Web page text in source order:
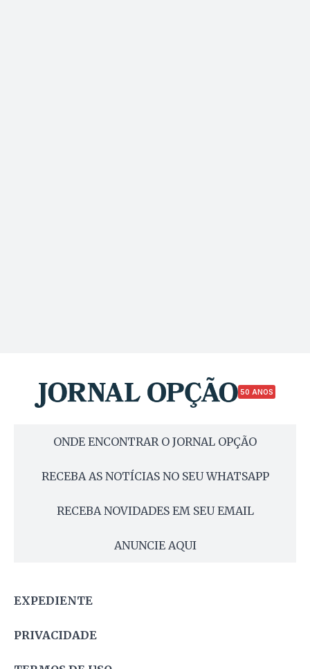
50 ANOS
ONDE ENCONTRAR O JORNAL OPÇÃO
RECEBA AS NOTÍCIAS NO SEU WHATSAPP
RECEBA NOVIDADES EM SEU EMAIL
ANUNCIE AQUI
EXPEDIENTE
PRIVACIDADE